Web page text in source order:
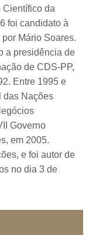
Científico da
foi candidato à
Mário Soares.
a presidência de
de CDS-PP,
Entre 1995 e
das Nações
Governo
em 2005.
e foi autor de
no dia 3 de